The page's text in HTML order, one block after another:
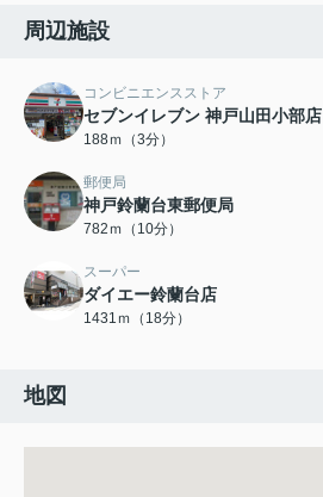
周辺施設
コンビニエンスストア
セブンイレブン 神戸山田小部店
188ｍ（3分）
郵便局
神戸鈴蘭台東郵便局
782ｍ（10分）
スーパー
ダイエー鈴蘭台店
1431ｍ（18分）
地図